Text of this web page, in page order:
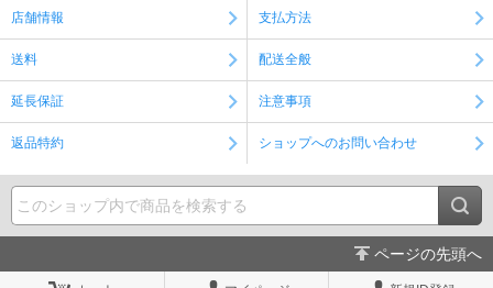
店舗情報 支払方法
送料 配送全般
延長保証 注意事項
返品特約 ショップへのお問い合わせ
ページの先頭へ